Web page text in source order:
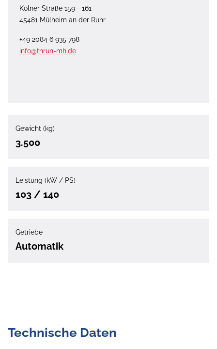
Kölner Straße 159 - 161
45481 Mülheim an der Ruhr
+49 2084 6 935 798
info@thrun-mh.de
Gewicht (kg)
3.500
Leistung (kW / PS)
103 / 140
Getriebe
Automatik
Technische Daten